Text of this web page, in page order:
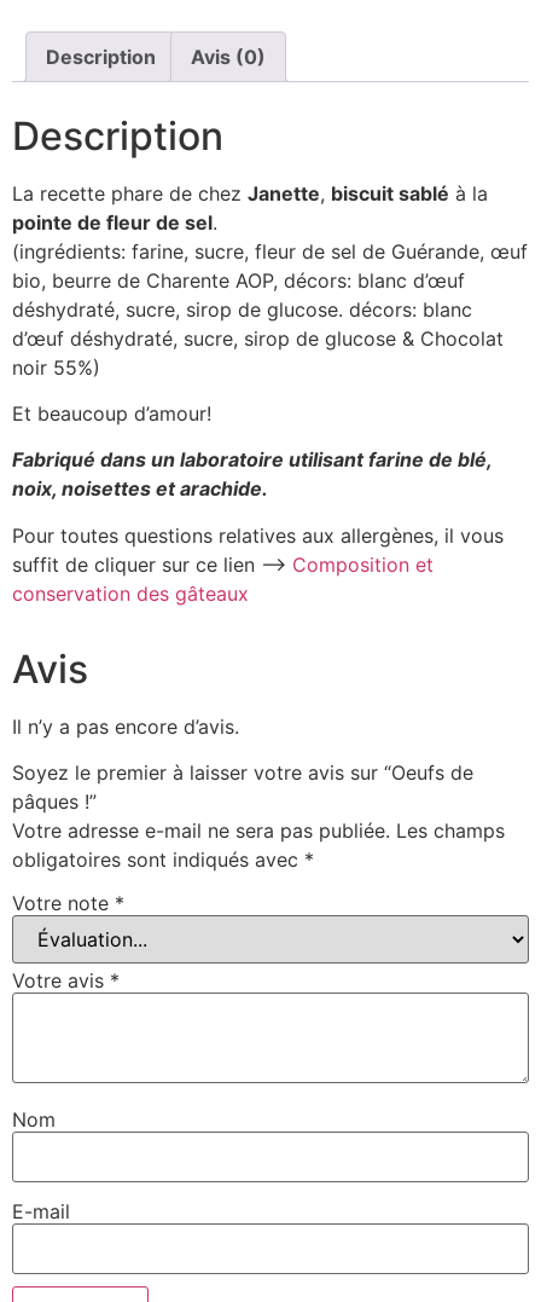
Description Avis (0)
Description
La recette phare de chez Janette, biscuit sablé à la
pointe de fleur de sel.
(ingrédients: farine, sucre, fleur de sel de Guérande, œuf
bio, beurre de Charente AOP, décors: blanc d’œuf
déshydraté, sucre, sirop de glucose. décors: blanc
d’œuf déshydraté, sucre, sirop de glucose & Chocolat
noir 55%)
Et beaucoup d’amour!
Fabriqué dans un laboratoire utilisant farine de blé,
noix, noisettes et arachide.
Pour toutes questions relatives aux allergènes, il vous
suffit de cliquer sur ce lien –> Composition et
conservation des gâteaux
Avis
Il n’y a pas encore d’avis.
Soyez le premier à laisser votre avis sur “Oeufs de
pâques !”
Votre adresse e-mail ne sera pas publiée. Les champs
obligatoires sont indiqués avec *
Votre note *
Votre avis *
Nom
E-mail